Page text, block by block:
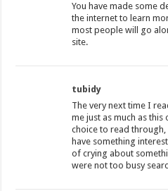
You have made some
the internet to learn
most people will go
site.
tubidy
The very next time I
me just as much as
choice to read
have something
of crying about
were not too busy